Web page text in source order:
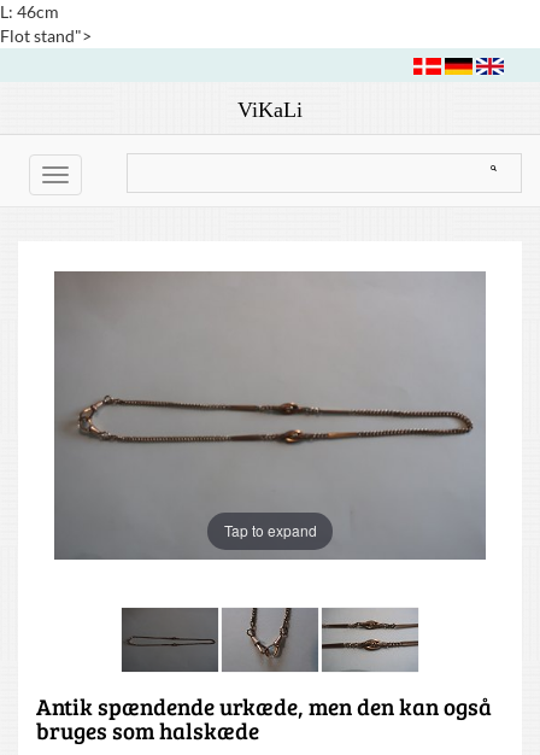
L: 46cm
Flot stand">
ViKaLi
Toggle
navigation
Tap to expand
Antik spændende urkæde, men den kan også
bruges som halskæde